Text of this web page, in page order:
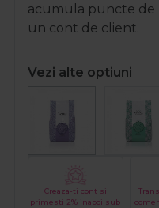
acumula puncte de
un cont de client.
Vezi alte optiuni
Creaza-ti cont si
primesti 2% inapoi sub